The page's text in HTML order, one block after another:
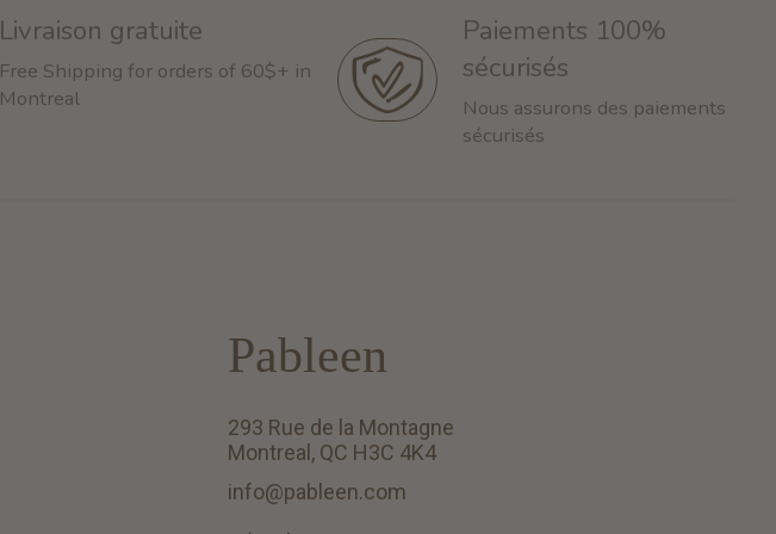
Livraison gratuite
Free Shipping for orders of 60$+ in
Montreal
Paiements 100%
sécurisés
Nous assurons des paiements
sécurisés
Pableen
293 Rue de la Montagne
Montreal, QC H3C 4K4
info@pableen.com